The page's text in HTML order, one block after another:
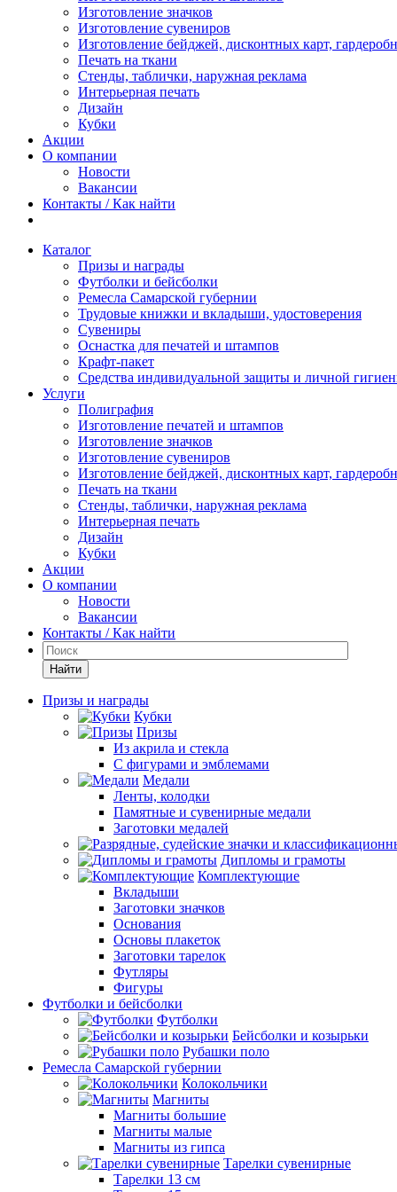
Изготовление значков
Изготовление сувениров
Изготовление бейджей, дисконтных карт,
Печать на ткани
Стенды, таблички, наружная реклама
Интерьерная печать
Дизайн
Кубки
Акции
О компании
Новости
Вакансии
Контакты / Как найти
Каталог
Призы и награды
Футболки и бейсболки
Ремесла Самарской губернии
Трудовые книжки и вкладыши, удостоверения
Сувениры
Оснастка для печатей и штампов
Крафт-пакет
Средства индивидуальной защиты и личной
Услуги
Полиграфия
Изготовление печатей и штампов
Изготовление значков
Изготовление сувениров
Изготовление бейджей, дисконтных карт,
Печать на ткани
Стенды, таблички, наружная реклама
Интерьерная печать
Дизайн
Кубки
Акции
О компании
Новости
Вакансии
Контакты / Как найти
Найти
Призы и награды
Кубки
Призы
Из акрила и стекла
С фигурами и эмблемами
Медали
Ленты, колодки
Памятные и сувенирные медали
Заготовки медалей
Дипломы и грамоты
Комплектующие
Вкладыши
Заготовки значков
Основания
Основы плакеток
Заготовки тарелок
Футляры
Фигуры
Футболки и бейсболки
Футболки
Бейсболки и козырьки
Рубашки поло
Ремесла Самарской губернии
Колокольчики
Магниты
Магниты большие
Магниты малые
Магниты из гипса
Тарелки сувенирные
Тарелки 13 см